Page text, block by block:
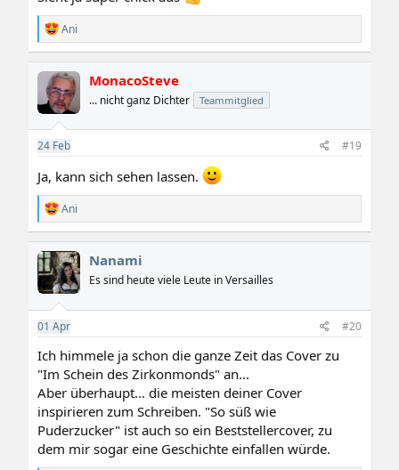
R
e
a
k
t
i
o
n
e
Ani
MonacoSteve
... nicht ganz Dichter Teammitglied
24 Feb #19
Ja, kann sich sehen lassen.
R
e
a
k
t
i
o
n
e
n
:
Ani
Nanami
Es sind heute viele Leute in Versailles
01 Apr #20
Ich himmele ja schon die ganze Zeit das Cover zu
"Im Schein des Zirkonmonds" an...
Aber überhaupt... die meisten deiner Cover
inspirieren zum Schreiben. "So süß wie
Puderzucker" ist auch so ein Beststellercover, zu
dem mir sogar eine Geschichte einfallen würde.